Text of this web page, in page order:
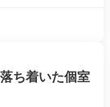
ち着いた個室